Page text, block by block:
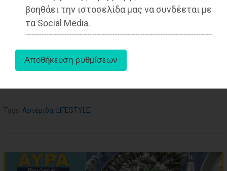
βοηθάει την ιστοσελίδα μας να συνδέεται με
τα Social Media.
ΑΡΘΡΩΝ
Tags: Αρτέμιδα, LIFESTYLE,